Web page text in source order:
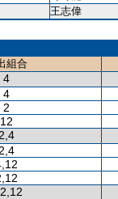
王志偉
組合
4
4
2
12
2,4
2,4